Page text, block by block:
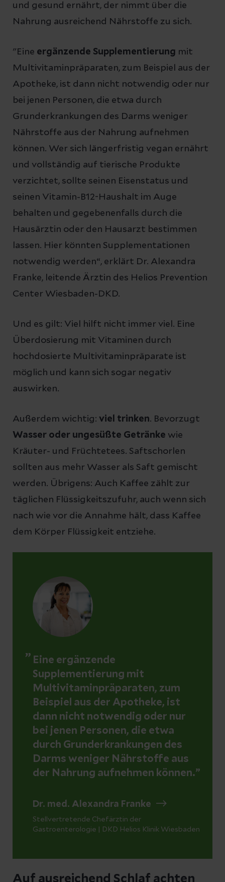
und gesund ernährt, der nimmt über die
Nahrung ausreichend Nährstoffe zu sich.
"Eine ergänzende Supplementierung mit
Multivitaminpräparaten, zum Beispiel aus der
Apotheke, ist dann nicht notwendig oder nur
bei jenen Personen, die etwa durch
Grunderkrankungen des Darms weniger
Nährstoffe aus der Nahrung aufnehmen
können. Wer sich längerfristig vegan ernährt
und vollständig auf tierische Produkte
verzichtet, sollte seinen Eisenstatus und
seinen Vitamin-B12-Haushalt im Auge
behalten und gegebenenfalls durch die
Hausärztin oder den Hausarzt bestimmen
lassen. Hier könnten Supplementationen
notwendig werden“, erklärt Dr. Alexandra
Franke, leitende Ärztin des Helios Prevention
Center Wiesbaden-DKD.
Und es gilt: Viel hilft nicht immer viel. Eine
Überdosierung mit Vitaminen durch
hochdosierte Multivitaminpräparate ist
möglich und kann sich sogar negativ
auswirken.
Außerdem wichtig: viel trinken. Bevorzugt
Wasser oder ungesüßte Getränke wie
Kräuter- und Früchtetees. Saftschorlen
sollten aus mehr Wasser als Saft gemischt
werden. Übrigens: Auch Kaffee zählt zur
täglichen Flüssigkeitszufuhr, auch wenn sich
nach wie vor die Annahme hält, dass Kaffee
dem Körper Flüssigkeit entziehe.
Stellvertretende Chefärztin der
Gastroenterologie | DKD Helios Klinik Wiesbaden
Eine ergänzende
Supplementierung mit
Multivitaminpräparaten, zum
Beispiel aus der Apotheke, ist
dann nicht notwendig oder nur
bei jenen Personen, die etwa
durch Grunderkrankungen des
Darms weniger Nährstoffe aus
der Nahrung aufnehmen können.
Dr. med. Alexandra Franke
Auf ausreichend Schlaf achten